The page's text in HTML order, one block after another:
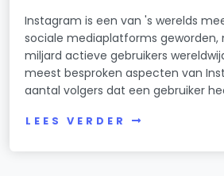
Instagram is een van 's werelds
sociale mediaplatforms
miljard actieve gebruikers
meest besproken aspecten van
aantal volgers dat een gebruiker
LEES VERDER